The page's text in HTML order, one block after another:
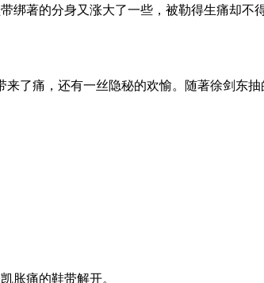
绑著的分身又涨大了一些，被勒得生痛却不
了痛，还有一丝隐秘的欢愉。随著徐剑东
胀痛的鞋带解开。